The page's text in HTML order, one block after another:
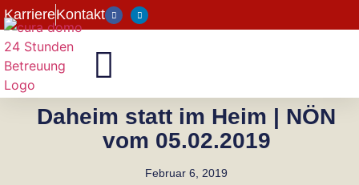
KarriereKontakt
Daheim statt im Heim | NÖN
vom 05.02.2019
Februar 6, 2019